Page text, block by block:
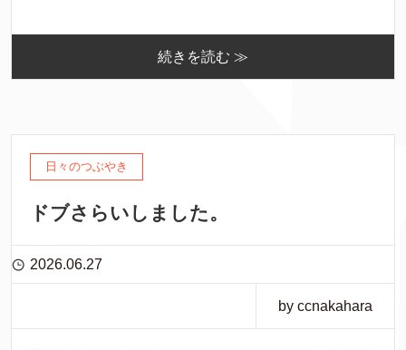
続きを読む ≫
日々のつぶやき
ドブさらいしました。
2026.06.27
by ccnakahara